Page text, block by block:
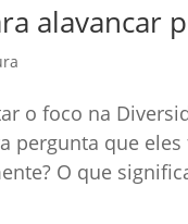
alavancar
o foco na
pergunta que
O que